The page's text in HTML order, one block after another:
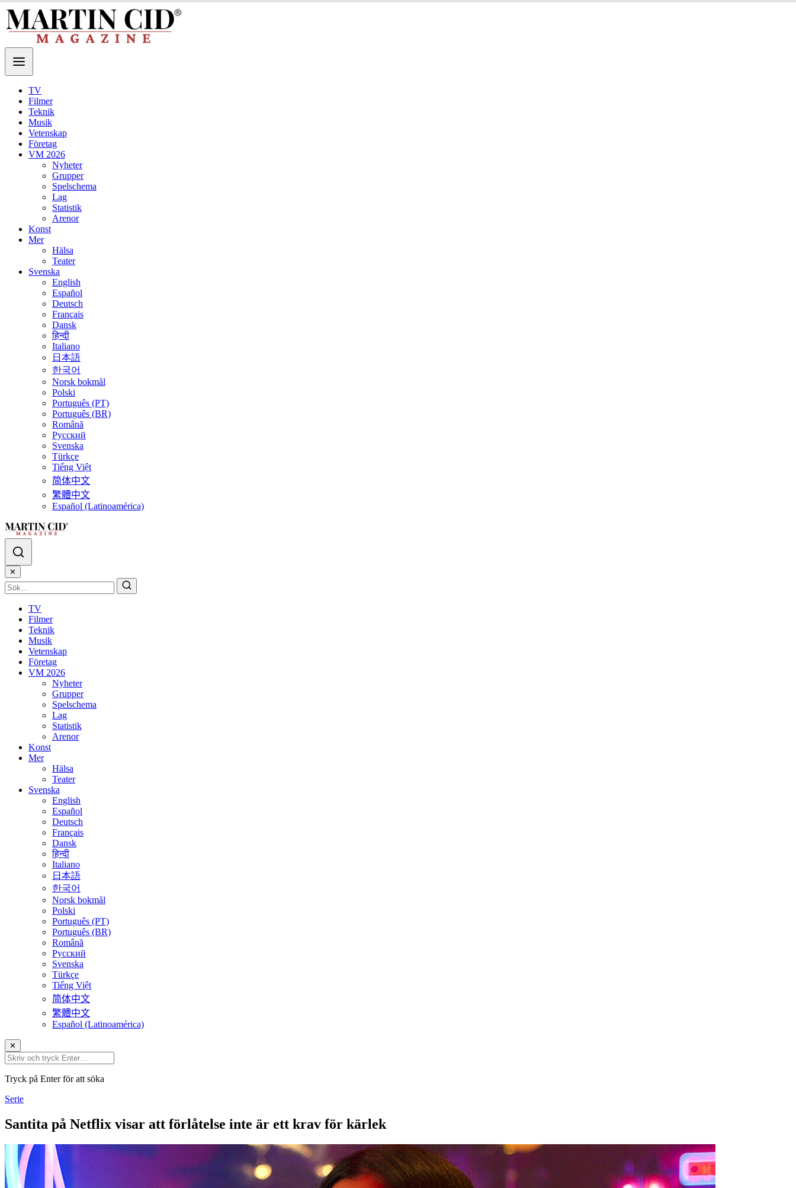
TV
Filmer
Teknik
Musik
Vetenskap
Företag
VM 2026
Nyheter
Grupper
Spelschema
Lag
Statistik
Arenor
Konst
Mer
Hälsa
Teater
Svenska
English
Español
Deutsch
Français
Dansk
हिन्दी
Italiano
日本語
한국어
Norsk bokmål
Polski
Português (PT)
Português (BR)
Română
Русский
Svenska
Türkçe
Tiếng Việt
简体中文
繁體中文
Español (Latinoamérica)
✕
TV
Filmer
Teknik
Musik
Vetenskap
Företag
VM 2026
Nyheter
Grupper
Spelschema
Lag
Statistik
Arenor
Konst
Mer
Hälsa
Teater
Svenska
English
Español
Deutsch
Français
Dansk
हिन्दी
Italiano
日本語
한국어
Norsk bokmål
Polski
Português (PT)
Português (BR)
Română
Русский
Svenska
Türkçe
Tiếng Việt
简体中文
繁體中文
Español (Latinoamérica)
✕
Tryck på Enter för att söka
Serie
Santita på Netflix visar att förlåtelse inte är ett krav för kärlek